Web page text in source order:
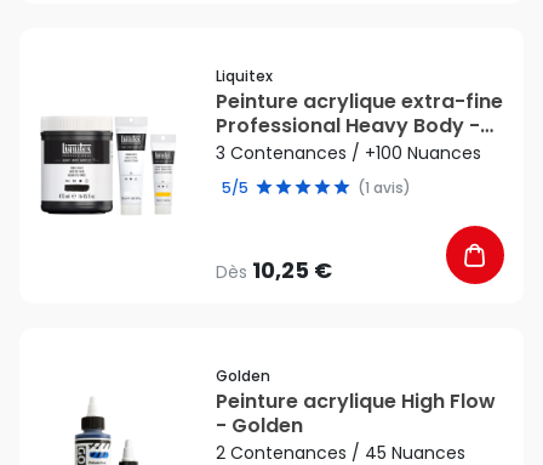
Liquitex
Peinture acrylique extra-fine
Professional Heavy Body -
Liquitex
3 Contenances / +100 Nuances
5/5 (1 avis)
Dès 10,25 €
Golden
Peinture acrylique High Flow
- Golden
2 Contenances / 45 Nuances